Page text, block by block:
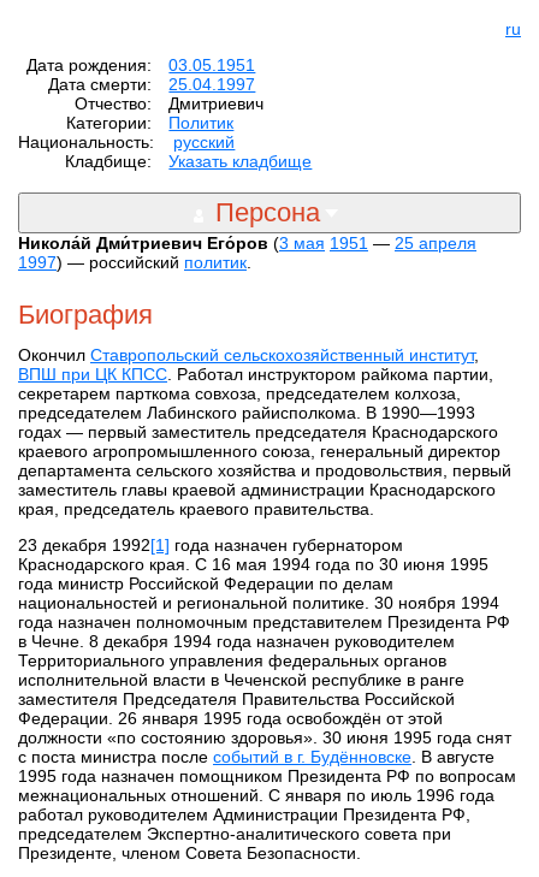
ru
Дата рождения:
03.05.1951
Дата смерти:
25.04.1997
Отчество:
Дмитриевич
Категории:
Политик
Национальность:
русский
Кладбище:
Указать кладбище
Персона
Никола́й Дми́триевич Его́ров (3 мая 1951 — 25 апреля
1997) — российский политик
Биография
Окончил Ставропольский сельскохозяйственный институт,
ВПШ при ЦК КПСС . Работал инструктором райкома партии,
секретарем парткома совхоза, председателем колхоза,
председателем Лабинского райисполкома. В 1990—1993
годах — первый заместитель председателя Краснодарского
краевого агропромышленного союза, генеральный директор
департамента сельского хозяйства и продовольствия, первый
заместитель главы краевой администрации Краснодарского
края, председатель краевого правительства.
23 декабря 1992[1] года назначен губернатором
Краснодарского края. С 16 мая 1994 года по 30 июня 1995
года министр Российской Федерации по делам
национальностей и региональной политике. 30 ноября 1994
года назначен полномочным представителем Президента РФ
в Чечне. 8 декабря 1994 года назначен руководителем
Территориального управления федеральных органов
исполнительной власти в Чеченской республике в ранге
заместителя Председателя Правительства Российской
Федерации. 26 января 1995 года освобождён от этой
должности «по состоянию здоровья». 30 июня 1995 года снят
с поста министра после событий в г. Будённовске . В августе
1995 года назначен помощником Президента РФ по вопросам
межнациональных отношений. С января по июль 1996 года
работал руководителем Администрации Президента РФ,
председателем Экспертно-аналитического совета при
Президенте, членом Совета Безопасности.